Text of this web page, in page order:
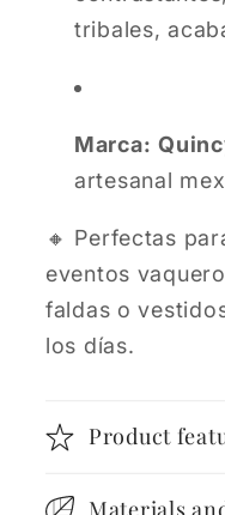
tribales,
Marca:
artesanal
🔸 Perfectas
eventos
faldas o
los días.
Product